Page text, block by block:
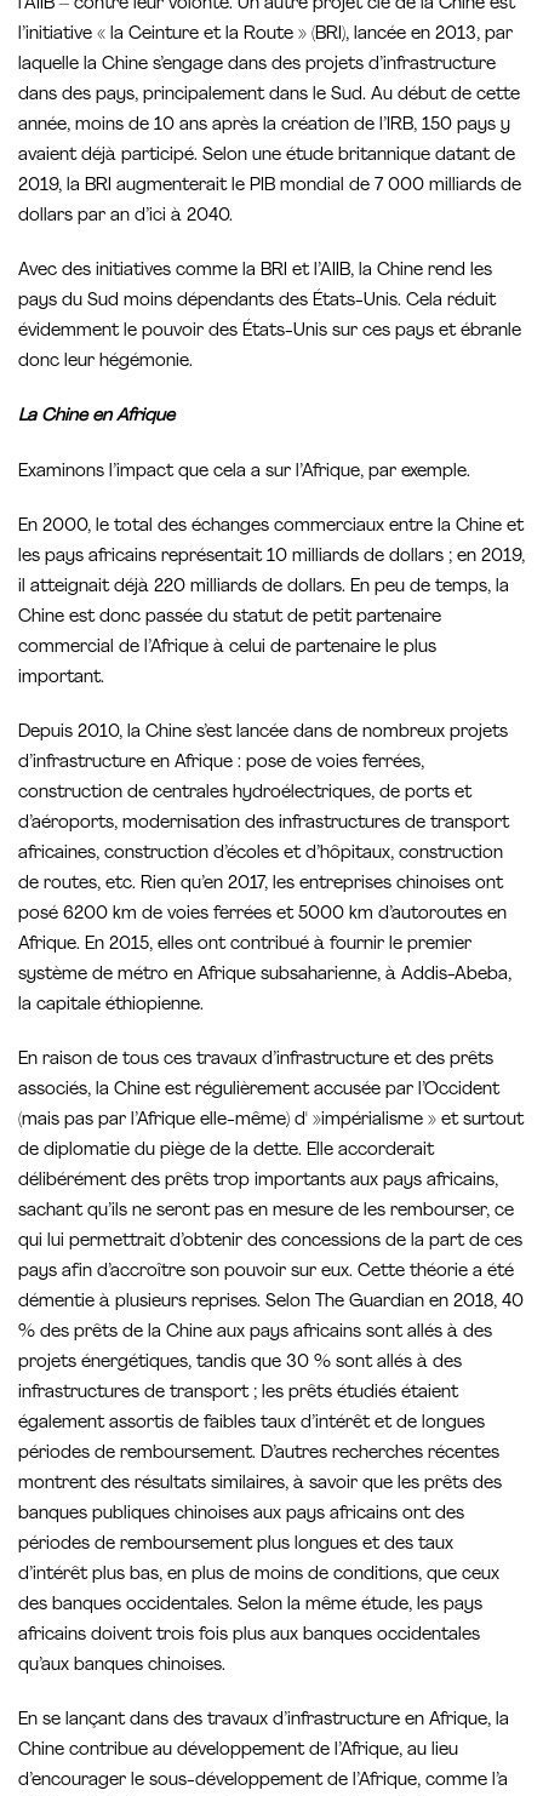
l’AIIB – contre leur volonté. Un autre projet clé de la Chine est
l’initiative « la Ceinture et la Route » (BRI), lancée en 2013, par
laquelle la Chine s’engage dans des projets d’infrastructure
dans des pays, principalement dans le Sud. Au début de cette
année, moins de 10 ans après la création de l’IRB, 150 pays y
avaient déjà participé. Selon une étude britannique datant de
2019, la BRI augmenterait le PIB mondial de 7 000 milliards de
dollars par an d’ici à 2040.
Avec des initiatives comme la BRI et l’AIIB, la Chine rend les
pays du Sud moins dépendants des États-Unis. Cela réduit
évidemment le pouvoir des États-Unis sur ces pays et ébranle
donc leur hégémonie.
La Chine en Afrique
Examinons l’impact que cela a sur l’Afrique, par exemple.
En 2000, le total des échanges commerciaux entre la Chine et
les pays africains représentait 10 milliards de dollars ; en 2019,
il atteignait déjà 220 milliards de dollars. En peu de temps, la
Chine est donc passée du statut de petit partenaire
commercial de l’Afrique à celui de partenaire le plus
important.
Depuis 2010, la Chine s’est lancée dans de nombreux projets
d’infrastructure en Afrique : pose de voies ferrées,
construction de centrales hydroélectriques, de ports et
d’aéroports, modernisation des infrastructures de transport
africaines, construction d’écoles et d’hôpitaux, construction
de routes, etc. Rien qu’en 2017, les entreprises chinoises ont
posé 6200 km de voies ferrées et 5000 km d’autoroutes en
Afrique. En 2015, elles ont contribué à fournir le premier
système de métro en Afrique subsaharienne, à Addis-Abeba,
la capitale éthiopienne.
En raison de tous ces travaux d’infrastructure et des prêts
associés, la Chine est régulièrement accusée par l’Occident
(mais pas par l’Afrique elle-même) d' »impérialisme » et surtout
de diplomatie du piège de la dette. Elle accorderait
délibérément des prêts trop importants aux pays africains,
sachant qu’ils ne seront pas en mesure de les rembourser, ce
qui lui permettrait d’obtenir des concessions de la part de ces
pays afin d’accroître son pouvoir sur eux. Cette théorie a été
démentie à plusieurs reprises. Selon The Guardian en 2018, 40
% des prêts de la Chine aux pays africains sont allés à des
projets énergétiques, tandis que 30 % sont allés à des
infrastructures de transport ; les prêts étudiés étaient
également assortis de faibles taux d’intérêt et de longues
périodes de remboursement. D’autres recherches récentes
montrent des résultats similaires, à savoir que les prêts des
banques publiques chinoises aux pays africains ont des
périodes de remboursement plus longues et des taux
d’intérêt plus bas, en plus de moins de conditions, que ceux
des banques occidentales. Selon la même étude, les pays
africains doivent trois fois plus aux banques occidentales
qu’aux banques chinoises.
En se lançant dans des travaux d’infrastructure en Afrique, la
Chine contribue au développement de l’Afrique, au lieu
d’encourager le sous-développement de l’Afrique, comme l’a